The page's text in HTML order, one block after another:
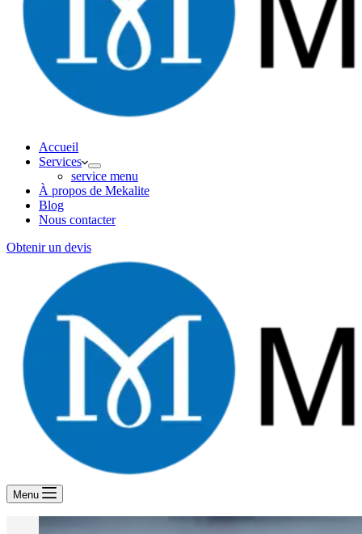
Accueil
Services
service menu
À propos de Mekalite
Blog
Nous contacter
Obtenir un devis
Menu